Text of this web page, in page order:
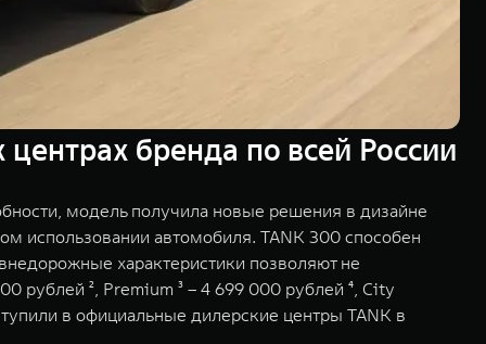
бренда по всей России
модель получила новые решения в дизайне
использовании автомобиля. TANK 300 способен
характеристики позволяют не
рублей ², Premium ³ – 4 699 000 рублей ⁴, City
в официальные дилерские центры TANK в